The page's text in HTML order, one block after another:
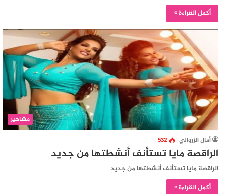
أكمل القراءة »
مشاهير
أمال الزروالي 532
الراقصة مايا تستأنف أنشطتها من جديد
الراقصة مايا تستأنف أنشطتها من جديد
أكمل القراءة »